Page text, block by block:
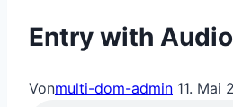
Entry with Audio
Vonmulti-dom-admin 11. Mai